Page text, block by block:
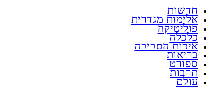
חדשות
אלימות מגדרית
פוליטיקה
כלכלה
איכות הסביבה
בריאות
ספורט
תרבות
עולם